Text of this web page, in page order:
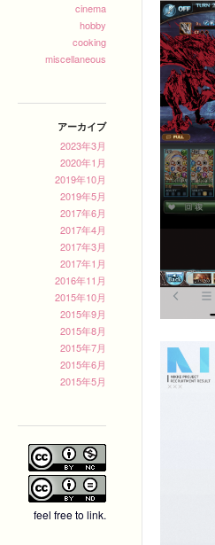
cinema
hobby
cooking
miscellaneous
アーカイブ
2023年3月
2020年1月
2019年10月
2019年5月
2017年6月
2017年4月
2017年3月
2017年1月
2016年11月
2015年10月
2015年9月
2015年8月
2015年7月
2015年6月
2015年5月
feel free to link.